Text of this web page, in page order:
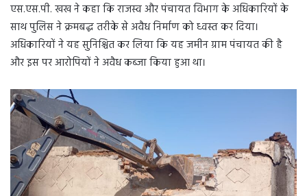
एस.एस.पी. खख ने कहा कि राजस्व और पंचायत विभाग के अधिकारियों के
साथ पुलिस ने क्रमबद्ध तरीके से अवैध निर्माण को ध्वस्त कर दिया।
अधिकारियों ने यह सुनिश्चित कर लिया कि यह जमीन ग्राम पंचायत की है
और इस पर आरोपियों ने अवैध कब्जा किया हुआ था।